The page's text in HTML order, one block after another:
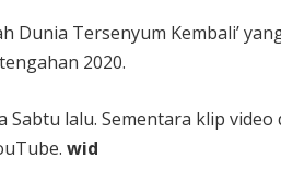
Dunia Tersenyum Kembali’
2020.
Sabtu lalu. Sementara klip video
wid